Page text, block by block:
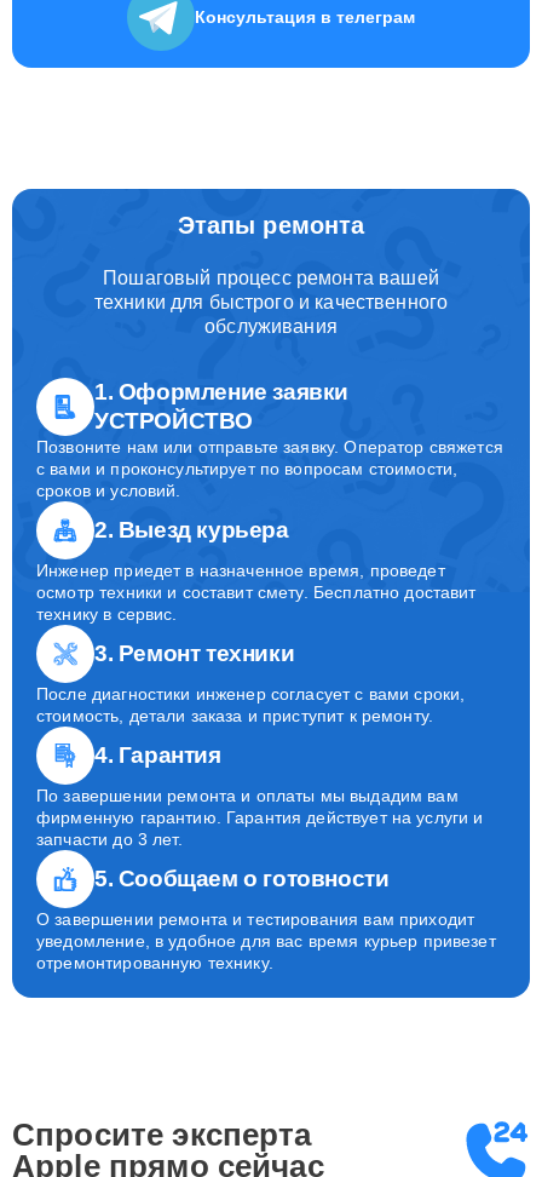
Консультация в телеграм
Этапы ремонта
Пошаговый процесс ремонта вашей
техники для быстрого и качественного
обслуживания
1. Оформление заявки
УСТРОЙСТВО
Позвоните нам или отправьте заявку. Оператор свяжется
с вами и проконсультирует по вопросам стоимости,
сроков и условий.
2. Выезд курьера
Инженер приедет в назначенное время, проведет
осмотр техники и составит смету. Бесплатно доставит
технику в сервис.
3. Ремонт техники
После диагностики инженер согласует с вами сроки,
стоимость, детали заказа и приступит к ремонту.
4. Гарантия
По завершении ремонта и оплаты мы выдадим вам
фирменную гарантию. Гарантия действует на услуги и
запчасти до 3 лет.
5. Сообщаем о готовности
О завершении ремонта и тестирования вам приходит
уведомление, в удобное для вас время курьер привезет
отремонтированную технику.
Спросите эксперта